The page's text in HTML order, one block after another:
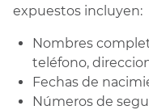
expuestos incluyen:
Nombres
teléfono,
Fechas de
Números de